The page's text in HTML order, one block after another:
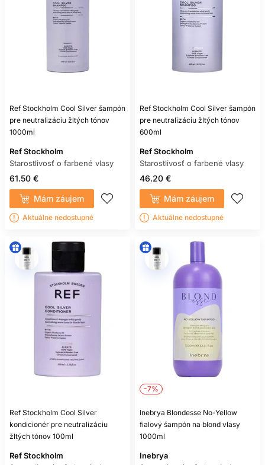
opravu nevyrovnaného farebného základu.
VZHĽAD FARBY
trhania. Na spanie môže pomôcť hladký povrch textílie a
voľné zopnutie, ktoré obmedzí trenie.
silného oxidačného produktu cez už zosvetlené dĺžky môže
zvyšovať poškodenie; postup patrí do rúk skúseného
kaderníka.
NAJČASTEJŠIE CHYBY
Častou chybou je agresívne čistenie pri každom umytí,
alebo vrstvenie priveľa hutných produktov. Nevhodné je aj
očakávať, že jeden olej napraví všetky následky
zosvetľovania.
Ak sa vlasy lámu, pôsobia gumovo za mokra alebo je farba
výrazne nerovnomerná, obmedzte ďalšie chemické zásahy a
vyhľadajte profesionálne posúdenie.
ČASTÉ OTÁZKY
ZÁKAZNÍKOV
AKO ČASTO UMÝVAŤ FARBENÉ
VLASY?
Podľa potrieb pokožky a životného štýlu. Jemné čistenie a
menej zbytočných umytí môže farbe prospieť, no pokožka
má zostať komfortná.
Ref Stockholm Cool Silver šampón
pre neutralizáciu žltých tónov
1000ml
Ref Stockholm
Starostlivosť o farbené vlasy
61.50 €
Mám záujem
Aktuálne nedostupné
Ref Stockholm Cool Silver šampón
pre neutralizáciu žltých tónov
600ml
Ref Stockholm
Starostlivosť o farbené vlasy
46.20 €
Mám záujem
Aktuálne nedostupné
Ref Stockholm Cool Silver
kondicionér pre neutralizáciu
žltých tónov 100ml
Ref Stockholm
-7%
Inebrya Blondesse No-Yellow
fialový šampón na blond vlasy
1000ml
Inebrya